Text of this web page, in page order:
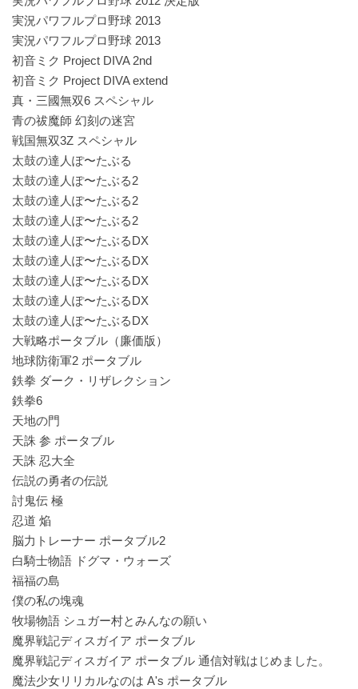
実況パワフルプロ野球 2013
実況パワフルプロ野球 2013
初音ミク Project DIVA 2nd
初音ミク Project DIVA extend
真・三國無双6 スペシャル
青の祓魔師 幻刻の迷宮
戦国無双3Z スペシャル
太鼓の達人ぽ〜たぶる
太鼓の達人ぽ〜たぶる2
太鼓の達人ぽ〜たぶる2
太鼓の達人ぽ〜たぶる2
太鼓の達人ぽ〜たぶるDX
太鼓の達人ぽ〜たぶるDX
太鼓の達人ぽ〜たぶるDX
太鼓の達人ぽ〜たぶるDX
太鼓の達人ぽ〜たぶるDX
大戦略ポータブル（廉価版）
地球防衛軍2 ポータブル
鉄拳 ダーク・リザレクション
鉄拳6
天地の門
天誅 参 ポータブル
天誅 忍大全
伝説の勇者の伝説
討鬼伝 極
忍道 焔
脳力トレーナー ポータブル2
白騎士物語 ドグマ・ウォーズ
福福の島
僕の私の塊魂
牧場物語 シュガー村とみんなの願い
魔界戦記ディスガイア ポータブル
魔界戦記ディスガイア ポータブル 通信対戦はじめました。
魔法少女リリカルなのは A's ポータブル